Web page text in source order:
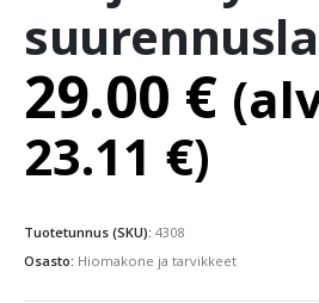
29.00 €
23.11 €)
Tuotetunnus (SKU): 4308
Osasto: Hiomakone ja tarvikkeet